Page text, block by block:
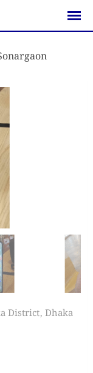
District, Dhaka